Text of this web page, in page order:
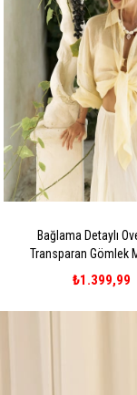
Bağlama Detaylı
Transparan Gömlek
₺1.399,99